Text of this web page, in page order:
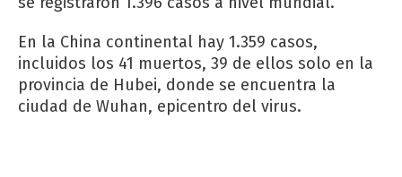
En la China continental hay 1.359 casos,
incluidos los 41 muertos, 39 de ellos solo en la
provincia de Hubei, donde se encuentra la
ciudad de Wuhan, epicentro del virus.